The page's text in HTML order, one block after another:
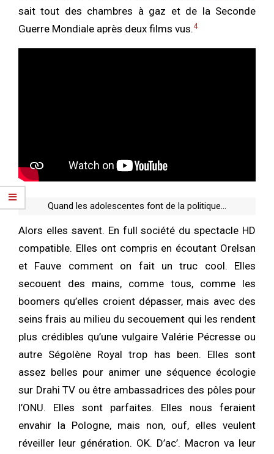
sait tout des chambres à gaz et de la Seconde
Guerre Mondiale après deux films vus.4
Quand les adolescentes font de la politique…
Alors elles savent. En full société du spectacle HD
compatible. Elles ont compris en écoutant Orelsan
et Fauve comment on fait un truc cool. Elles
secouent des mains, comme tous, comme les
boomers qu’elles croient dépasser, mais avec des
seins frais au milieu du secouement qui les rendent
plus crédibles qu’une vulgaire Valérie Pécresse ou
autre Ségolène Royal trop has been. Elles sont
assez belles pour animer une séquence écologie
sur Drahi TV ou être ambassadrices des pôles pour
l’ONU. Elles sont parfaites. Elles nous feraient
envahir la Pologne, mais non, ouf, elles veulent
réveiller leur génération. OK. D’ac’. Macron va leur